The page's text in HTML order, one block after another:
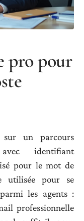
pro pour
un parcours
identifiant
pour le mot de
utilisée pour se
les agents :
professionnelle